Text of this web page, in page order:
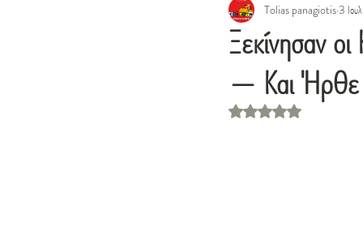
Ξεκίνησαν
— Και Ήρθε
Tolias panagiotis3 Ιουλ
Βαθμολογήθηκε με NaN